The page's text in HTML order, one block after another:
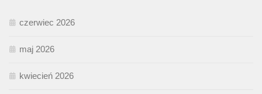
czerwiec 2026
maj 2026
kwiecień 2026